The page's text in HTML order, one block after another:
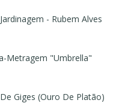
- Rubem Alves
Metragem "Umbrella"
Giges (Ouro De Platão)